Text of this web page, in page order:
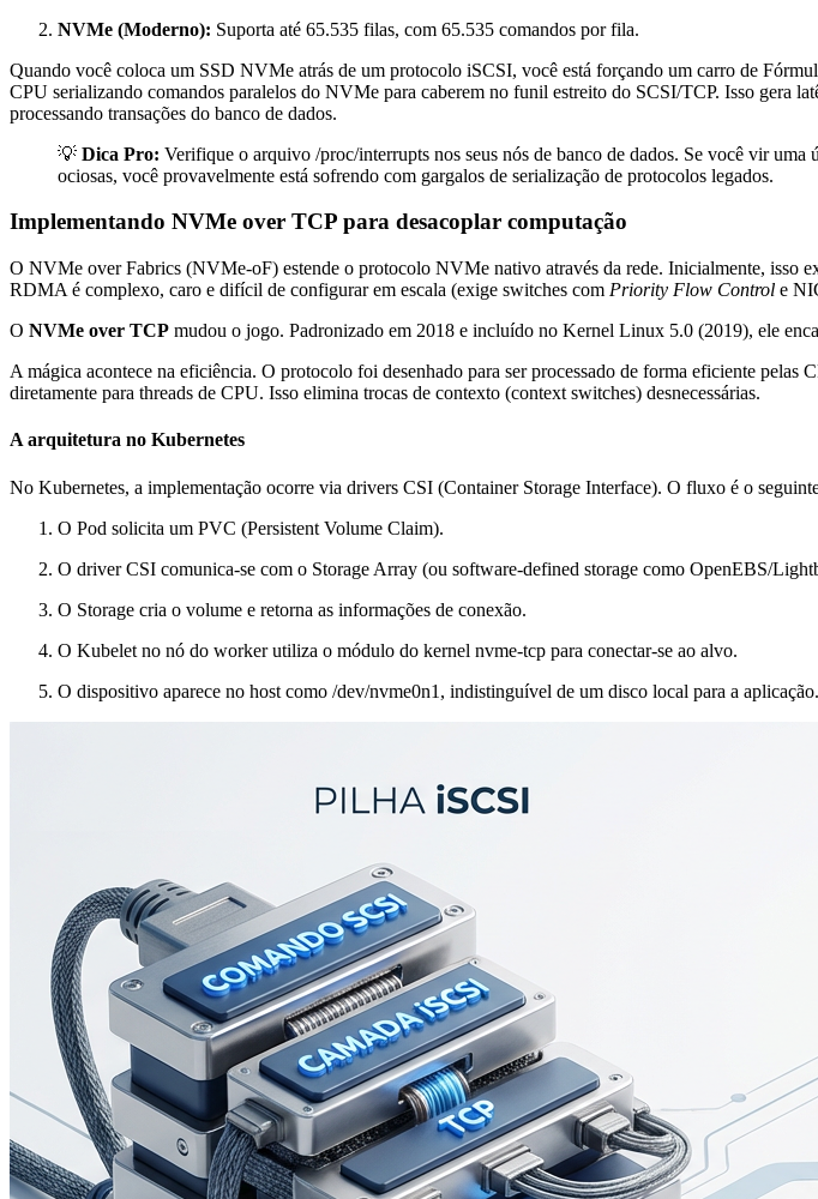
NVMe (Moderno): Suporta até 65.535 filas, com 65.535 comandos por fila.
Quando você coloca um SSD NVMe atrás de um protocolo iSCSI, você está forçando um carro de
CPU serializando comandos paralelos do NVMe para caberem no funil estreito do SCSI/TCP. Isso gera
processando transações do banco de dados.
💡 Dica Pro: Verifique o arquivo /proc/interrupts nos seus nós de banco de dados. Se você vir
ociosas, você provavelmente está sofrendo com gargalos de serialização de protocolos legados.
Implementando NVMe over TCP para desacoplar computação
O NVMe over Fabrics (NVMe-oF) estende o protocolo NVMe nativo através da rede. Inicialmente,
RDMA é complexo, caro e difícil de configurar em escala (exige switches com Priority Flow Control e
O NVMe over TCP mudou o jogo. Padronizado em 2018 e incluído no Kernel Linux 5.0 (2019), ele
A mágica acontece na eficiência. O protocolo foi desenhado para ser processado de forma eficiente pelas
diretamente para threads de CPU. Isso elimina trocas de contexto (context switches) desnecessárias.
A arquitetura no Kubernetes
No Kubernetes, a implementação ocorre via drivers CSI (Container Storage Interface). O fluxo é o
O Pod solicita um PVC (Persistent Volume Claim).
O driver CSI comunica-se com o Storage Array (ou software-defined storage como OpenEBS/
O Storage cria o volume e retorna as informações de conexão.
O Kubelet no nó do worker utiliza o módulo do kernel nvme-tcp para conectar-se ao alvo.
O dispositivo aparece no host como /dev/nvme0n1 , indistinguível de um disco local para a aplicação.